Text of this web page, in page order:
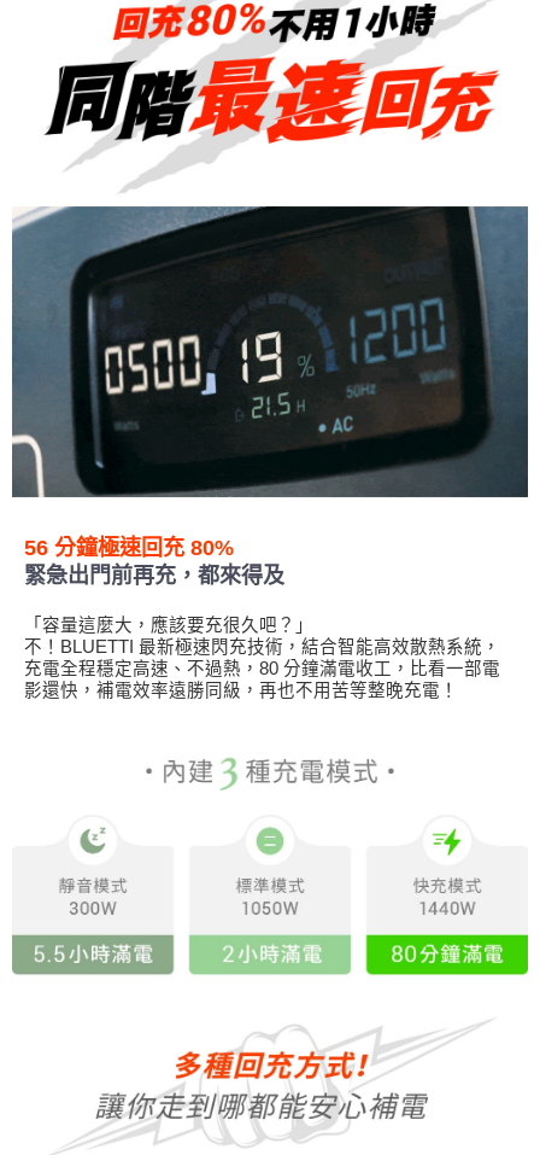
56 分鐘極速回充 80%
緊急出門前再充，都來得及
「容量這麼大，應該要充很久吧？」
不！BLUETTI 最新極速閃充技術，結合智能高效散熱系統，
充電全程穩定高速、不過熱，80 分鐘滿電收工，比看一部電
影還快，補電效率遠勝同級，再也不用苦等整晚充電！